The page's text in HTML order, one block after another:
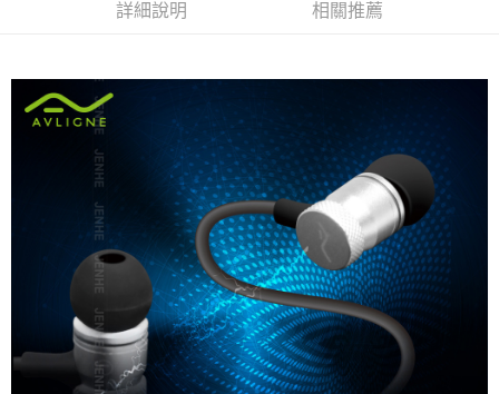
每筆NT$60，滿NT$699(含以上)免運費
每筆NT$60，滿NT$699(含以上)免運費
7-11取貨付款
每筆NT$60，滿NT$699(含以上)免運費
線上付款後7-11取貨
每筆NT$60，滿NT$699(含以上)免運費
宅配
每筆NT$60，滿NT$699(含以上)免運費
詳細說明 相關推薦